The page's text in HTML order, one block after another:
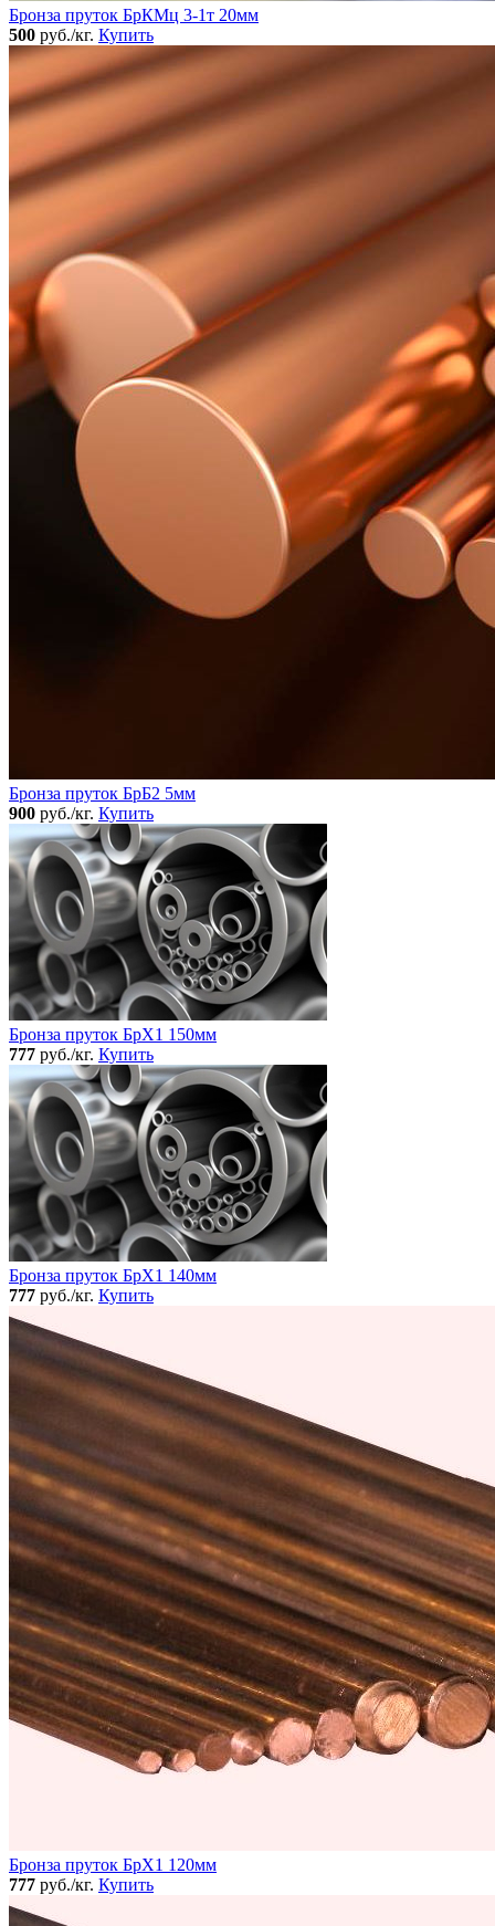
Бронза пруток БрКМц 3-1т 20мм
500 руб./кг. Купить
Бронза пруток БрБ2 5мм
900 руб./кг. Купить
Бронза пруток БрХ1 150мм
777 руб./кг. Купить
Бронза пруток БрХ1 140мм
777 руб./кг. Купить
Бронза пруток БрХ1 120мм
777 руб./кг. Купить